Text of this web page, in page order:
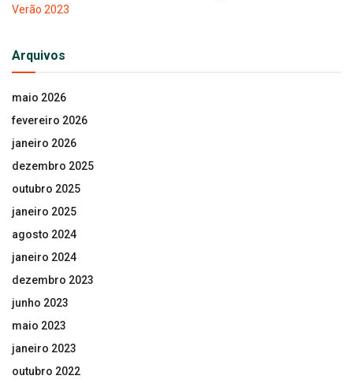
Verão 2023
Arquivos
maio 2026
fevereiro 2026
janeiro 2026
dezembro 2025
outubro 2025
janeiro 2025
agosto 2024
janeiro 2024
dezembro 2023
junho 2023
maio 2023
janeiro 2023
outubro 2022